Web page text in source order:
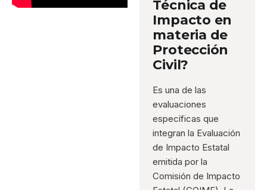
Técnica de
Impacto en
materia de
Protección
Civil?
Es una de las
evaluaciones
específicas que
integran la Evaluación
de Impacto Estatal
emitida por la
Comisión de Impacto